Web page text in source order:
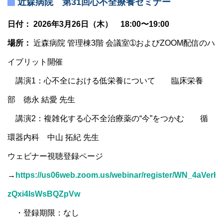
近森病院 第31回心不全療養セミナー
日付： 2026年3月26日（木） 18:00〜19:00
場所： 近森病院 管理棟3階 会議室➀およびZOOM配信のハ
イブリット開催
講演1：⼼不全における低栄養について 臨床栄養
部 徳永 結愛 先生
講演2：複雑化する⼼不全治療薬の“今”をつかむ 循
環器内科 中山 拓紀 先生
ウェビナー視聴登録ページ
→ https://us06web.zoom.us/webinar/register/WN_4aVerH-
zQxi4IsWsBQZpVw
・登録期限：なし